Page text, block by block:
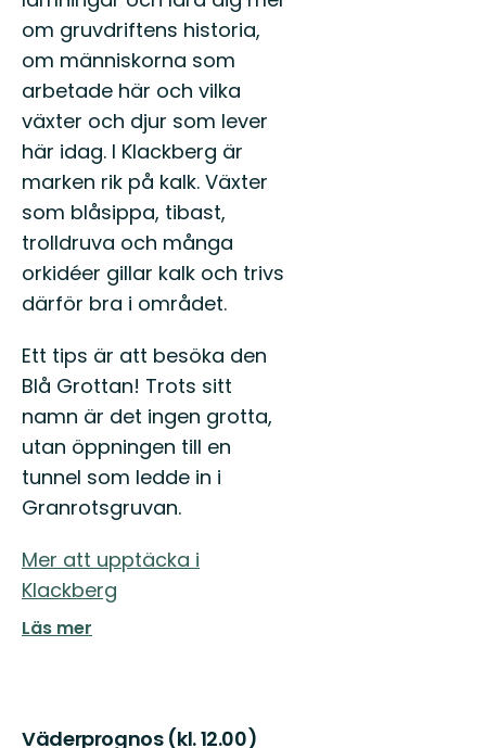
om gruvdriftens historia,
om människorna som
arbetade här och vilka
växter och djur som lever
här idag. I Klackberg är
marken rik på kalk. Växter
som blåsippa, tibast,
trolldruva och många
orkidéer gillar kalk och trivs
därför bra i området.
Ett tips är att besöka den
Blå Grottan! Trots sitt
namn är det ingen grotta,
utan öppningen till en
tunnel som ledde in i
Granrotsgruvan.
Mer att upptäcka i
Klackberg
Läs mer
Väderprognos (kl. 12.00)